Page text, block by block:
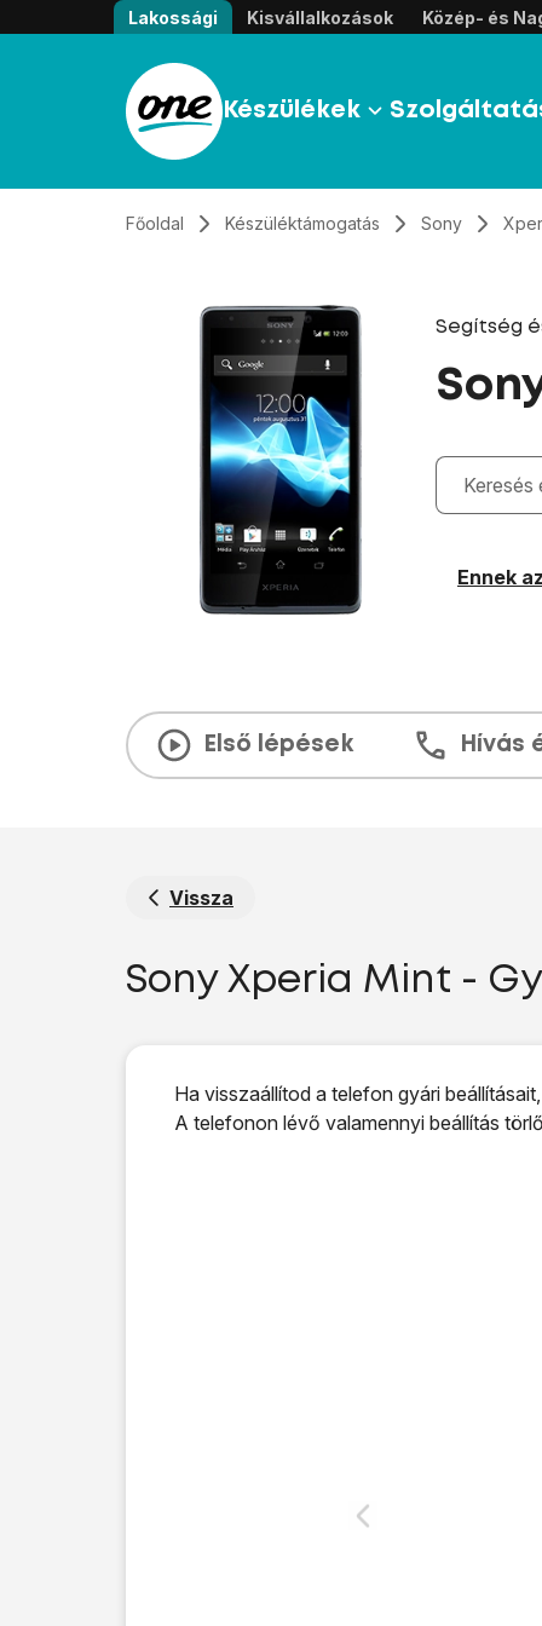
Átugrás, tovább a tartalomhoz
Lakossági Kisvállalkozások Közép- és
Készülékek
Főoldal Készüléktámogatás Sony
Segítség
Gépelés
Ennek
Első lépések Hívás
Vissza
Sony Xperia Mint -
Ha visszaállítod a telefon gyári
A telefonon lévő valamennyi beállítás